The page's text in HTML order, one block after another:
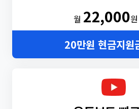
월 22,000원
20만원 현금지원